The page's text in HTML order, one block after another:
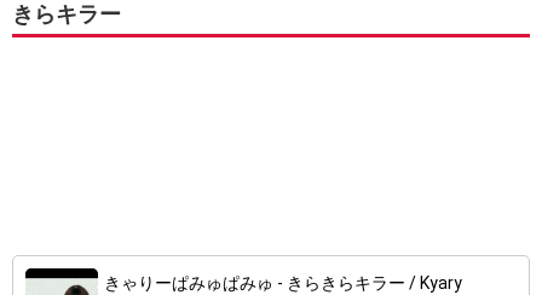
きらキラー
きゃりーぱみゅぱみゅ - きらきらキラー / Kyary